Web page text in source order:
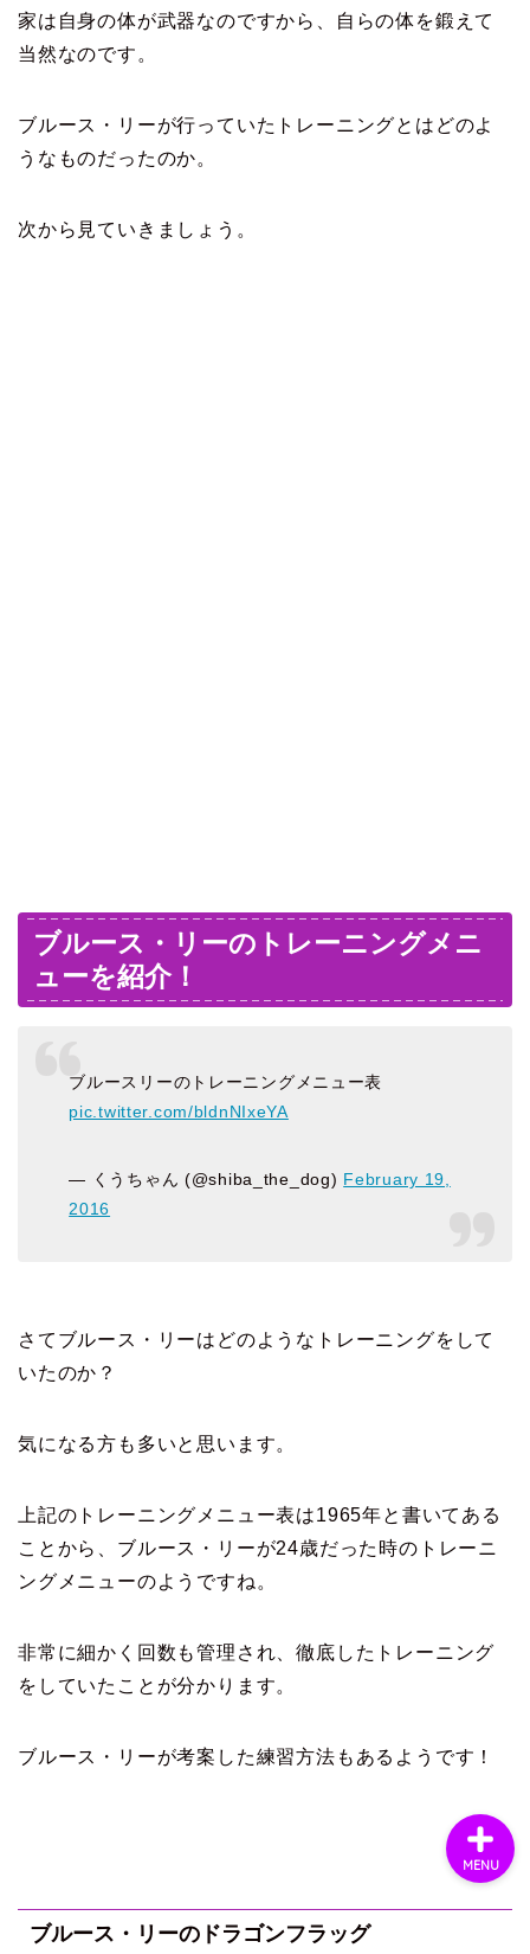
家は自身の体が武器なのですから、自らの体を鍛えて
当然なのです。
ブルース・リーが行っていたトレーニングとはどのよ
うなものだったのか。
次から見ていきましょう。
ブルース・リーのトレーニングメニ
ューを紹介！
ブルースリーのトレーニングメニュー表
pic.twitter.com/bldnNIxeYA
— くうちゃん (@shiba_the_dog) February 19,
2016
さてブルース・リーはどのようなトレーニングをして
いたのか？
気になる方も多いと思います。
上記のトレーニングメニュー表は1965年と書いてある
ことから、ブルース・リーが24歳だった時のトレーニ
ングメニューのようですね。
非常に細かく回数も管理され、徹底したトレーニング
をしていたことが分かります。
ブルース・リーが考案した練習方法もあるようです！
ブルース・リーのドラゴンフラッグ
MENU
プロフィール